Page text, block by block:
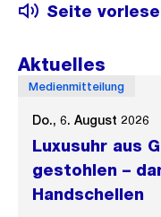
Seite
Aktuelles
Medienmitteilung
Do., 6. August 2026
Luxusuhr aus
gestohlen –
Handschellen